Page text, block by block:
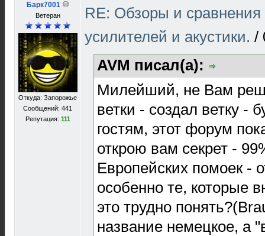
Барк7001
Ветеран
Откуда: Запорожье
Сообщений: 441
Репутация: 111
RE: Обзоры и
усилителей и акустики. /
AVM писал(а):
Милейший, не Вам
ветки - создал ветку -
гостям, этот форум
открою вам секрет -
Европейских помоек -
особенно те, которые
это трудно
название немецкое, а